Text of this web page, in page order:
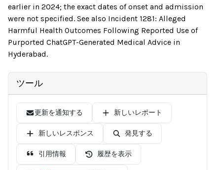
earlier in 2024; the exact dates of onset and admission
were not specified. See also Incident 1281: Alleged
Harmful Health Outcomes Following Reported Use of
Purported ChatGPT-Generated Medical Advice in
Hyderabad.
ツール
更新を通知する 新しいレポート
新しいレスポンス 発見する
引用情報 履歴を表示